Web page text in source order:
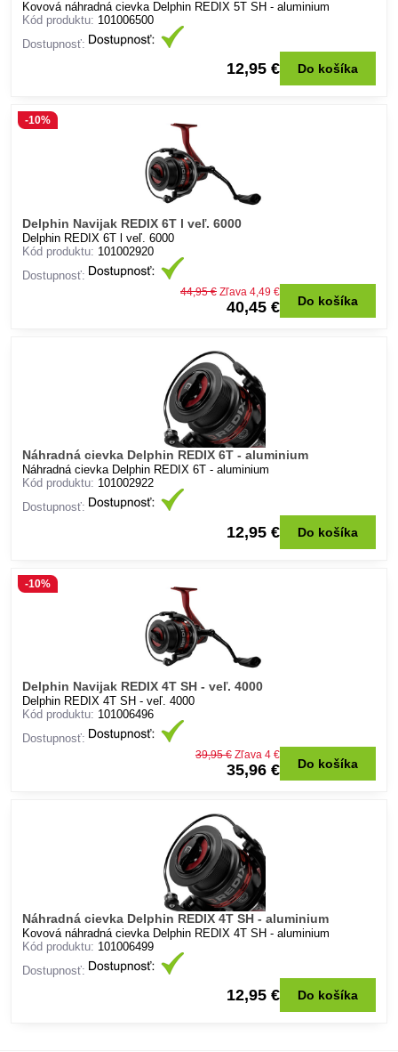
Kovová náhradná cievka Delphin REDIX 5T SH - aluminium
Kód produktu: 101006500
Dostupnosť:
12,95 € Do košíka
Delphin Navijak REDIX 6T l veľ. 6000
-10%
Delphin REDIX 6T l veľ. 6000
Kód produktu: 101002920
Dostupnosť:
40,45 €
44,95 € Zľava 4,49 €
Do košíka
Náhradná cievka Delphin REDIX 6T - aluminium
Náhradná cievka Delphin REDIX 6T - aluminium
Kód produktu: 101002922
Dostupnosť:
12,95 € Do košíka
Delphin Navijak REDIX 4T SH - veľ. 4000
-10%
Delphin REDIX 4T SH - veľ. 4000
Kód produktu: 101006496
Dostupnosť:
35,96 €
39,95 € Zľava 4 €
Do košíka
Náhradná cievka Delphin REDIX 4T SH - aluminium
Kovová náhradná cievka Delphin REDIX 4T SH - aluminium
Kód produktu: 101006499
Dostupnosť:
12,95 € Do košíka